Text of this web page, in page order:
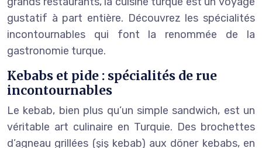
gustatif à part entière. Découvrez les spécialités
incontournables qui font la renommée de la
gastronomie turque.
Kebabs et pide : spécialités de rue
incontournables
Le kebab, bien plus qu’un simple sandwich, est un
véritable art culinaire en Turquie. Des brochettes
d’agneau grillées (şiş kebab) aux döner kebabs, en